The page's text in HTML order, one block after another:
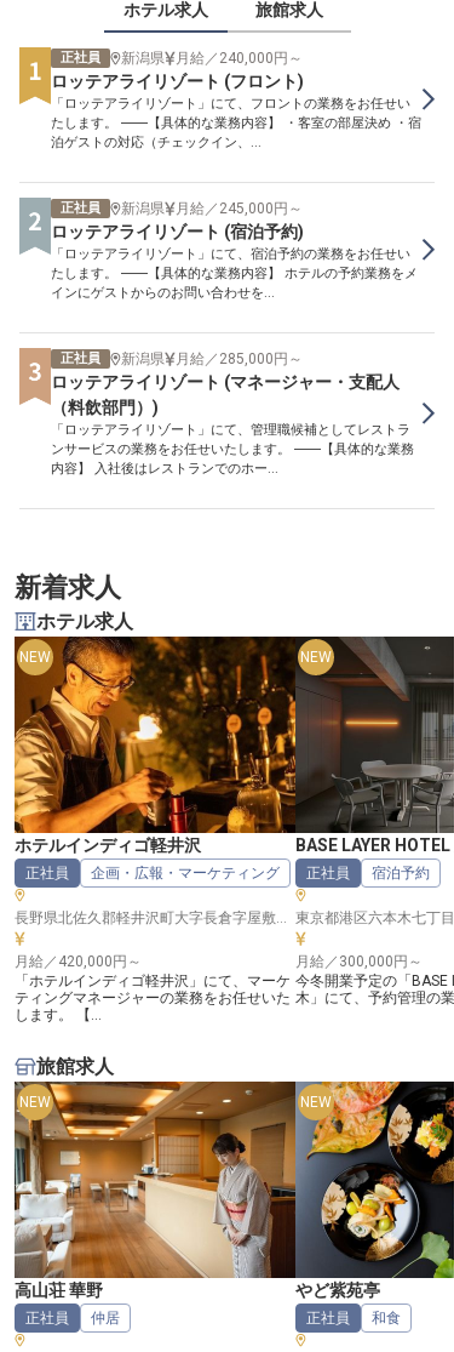
ホテル求人
旅館求人
正社員 新潟県 月給／240,000円～
ロッテアライリゾート (フロント)
「ロッテアライリゾート」にて、フロントの業務をお任せい
たします。 ――【具体的な業務内容】 ・客室の部屋決め ・宿
泊ゲストの対応（チェックイン、...
正社員 新潟県 月給／245,000円～
ロッテアライリゾート (宿泊予約)
「ロッテアライリゾート」にて、宿泊予約の業務をお任せい
たします。 ――【具体的な業務内容】 ホテルの予約業務をメ
インにゲストからのお問い合わせを...
正社員 新潟県 月給／285,000円～
ロッテアライリゾート (マネージャー・支配人
（料飲部門）)
「ロッテアライリゾート」にて、管理職候補としてレストラ
ンサービスの業務をお任せいたします。 ――【具体的な業務
内容】 入社後はレストランでのホー...
新着求人
ホテル求人
NEW
ホテルインディゴ軽井沢
正社員 企画・広報・マーケティング
月給／420,000円～
「ホテルインディゴ軽井沢」にて、マーケ
ティングマネージャーの業務をお任せいた
します。 【...
NEW
BASE LAYER HOTEL
正社員 宿泊予約
東京都港区六本木七丁目
月給／300,000円～
今冬開業予定の「BASE
木」にて、予約管理の
旅館求人
NEW
高山荘 華野
正社員 仲居
NEW
やど紫苑亭
正社員 和食